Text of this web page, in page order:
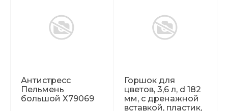
Антистресс
Пельмень
большой Х79069
Горшок для
цветов, 3,6 л, d 182
мм, с дренажной
вставкой, пластик,